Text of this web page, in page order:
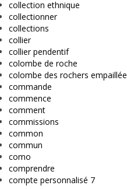
collection ethnique
collectionner
collections
collier
collier pendentif
colombe de roche
colombe des rochers empaillée
commande
commence
comment
commissions
common
commun
como
comprendre
compte personnalisé 7